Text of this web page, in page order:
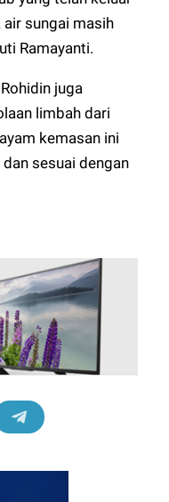
air sungai masih
Ramayanti.
juga
limbah dari
kemasan ini
sesuai dengan